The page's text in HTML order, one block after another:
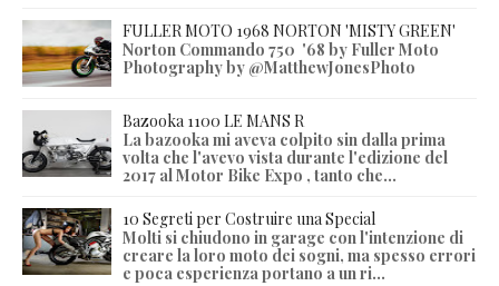
FULLER MOTO 1968 NORTON 'MISTY GREEN'
Norton Commando 750 '68 by Fuller Moto
Photography by @MatthewJonesPhoto
Bazooka 1100 LE MANS R
La bazooka mi aveva colpito sin dalla prima
volta che l'avevo vista durante l'edizione del
2017 al Motor Bike Expo , tanto che...
10 Segreti per Costruire una Special
Molti si chiudono in garage con l'intenzione di
creare la loro moto dei sogni, ma spesso errori
e poca esperienza portano a un ri...